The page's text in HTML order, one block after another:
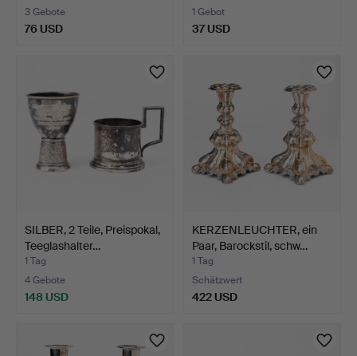
3 Gebote
76 USD
1 Gebot
37 USD
SILBER, 2 Teile, Preispokal,
Teeglashalter…
1 Tag
4 Gebote
148 USD
KERZENLEUCHTER, ein
Paar, Barockstil, schw…
1 Tag
Schätzwert
422 USD